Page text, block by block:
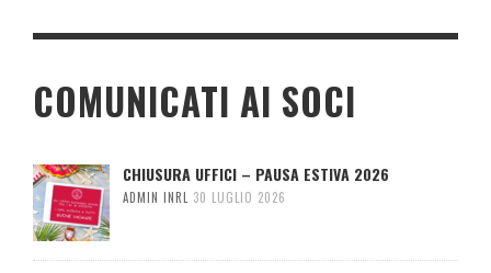
COMUNICATI AI SOCI
CHIUSURA UFFICI – PAUSA ESTIVA 2026
ADMIN INRL 30 LUGLIO 2026